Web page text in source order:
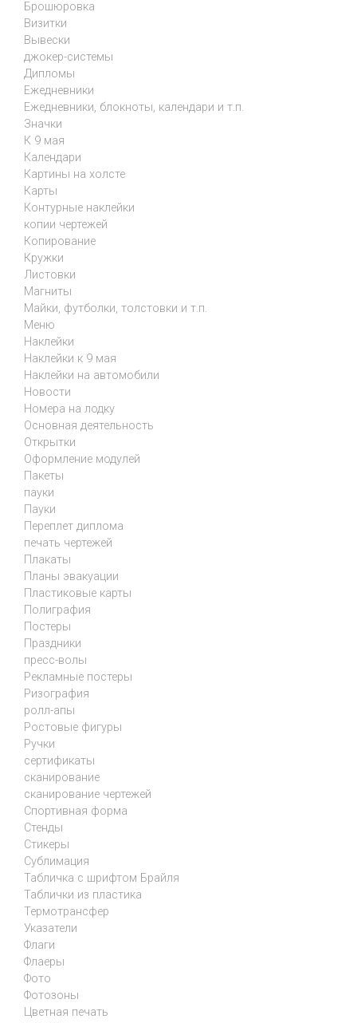
Брошюровка
Визитки
Вывески
джокер-системы
Дипломы
Ежедневники
Ежедневники, блокноты, календари и т.п.
Значки
К 9 мая
Календари
Картины на холсте
Карты
Контурные наклейки
копии чертежей
Копирование
Кружки
Листовки
Магниты
Майки, футболки, толстовки и т.п.
Меню
Наклейки
Наклейки к 9 мая
Наклейки на автомобили
Новости
Номера на лодку
Основная деятельность
Открытки
Оформление модулей
Пакеты
пауки
Пауки
Переплет диплома
печать чертежей
Плакаты
Планы эвакуации
Пластиковые карты
Полиграфия
Постеры
Праздники
пресс-волы
Рекламные постеры
Ризография
ролл-апы
Ростовые фигуры
Ручки
сертификаты
сканирование
сканирование чертежей
Спортивная форма
Стенды
Стикеры
Сублимация
Табличка с шрифтом Брайля
Таблички из пластика
Термотрансфер
Указатели
Флаги
Флаеры
Фото
Фотозоны
Цветная печать